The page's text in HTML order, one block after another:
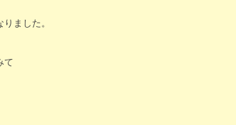
ました。
て